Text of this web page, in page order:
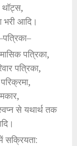
थॉट्स,
आदि।
पत्रिका,
पत्रिका,
से यथार्थ तक